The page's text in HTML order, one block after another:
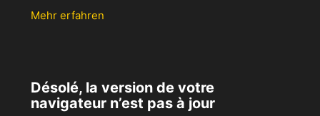
Mehr erfahren
Désolé, la version de votre
navigateur n’est pas à jour